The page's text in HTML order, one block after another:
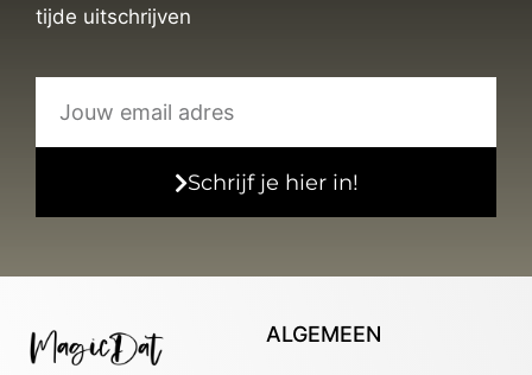
tijde uitschrijven
Schrijf je hier in!
ALGEMEEN